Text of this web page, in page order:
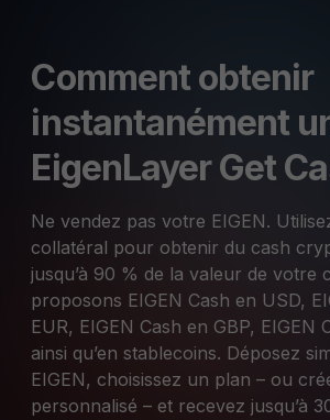
Comment obtenir
instantanément
EigenLayer Get
Ne vendez pas votre EIGEN.
collatéral pour obtenir du cash
jusqu’à 90 % de la valeur de votre
proposons EIGEN Cash en USD,
EUR, EIGEN Cash en GBP, EIGEN
ainsi qu’en stablecoins. Déposez
EIGEN, choisissez un plan – ou
personnalisé – et recevez jusqu’à